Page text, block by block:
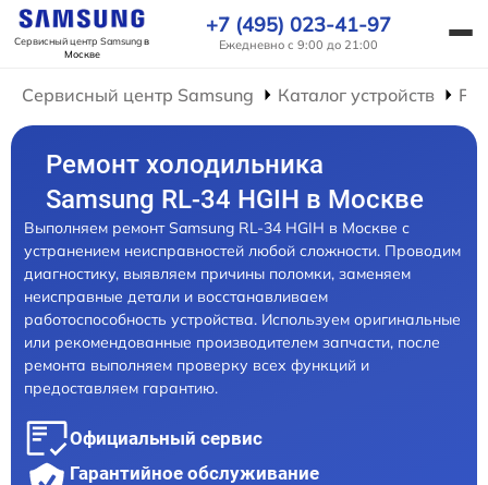
Сервисный центр Samsungв
Москве
+7 (495) 023-41-97
Ежедневно с 9:00 до 21:00
Сервисный центр Samsung Каталог устройств
Ремонт холодильника
Samsung RL-34 HGIH в Москве
Выполняем ремонт Samsung RL-34 HGIH в Москве с
устранением неисправностей любой сложности. Проводим
диагностику, выявляем причины поломки, заменяем
неисправные детали и восстанавливаем
работоспособность устройства. Используем оригинальные
или рекомендованные производителем запчасти, после
ремонта выполняем проверку всех функций и
предоставляем гарантию.
Официальный сервис
Гарантийное обслуживание